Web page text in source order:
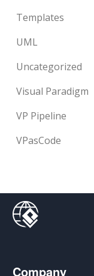
Templates
UML
Uncategorized
Visual Paradigm
VP Pipeline
VPasCode
Company